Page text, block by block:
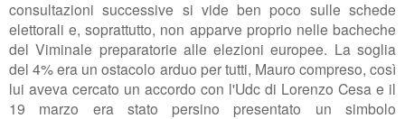
consultazioni successive si vide ben poco sulle schede
elettorali e, soprattutto, non apparve proprio nelle bacheche
del Viminale preparatorie alle elezioni europee. La soglia
del 4% era un ostacolo arduo per tutti, Mauro compreso, così
lui aveva cercato un accordo con l'Udc di Lorenzo Cesa e il
19 marzo era stato persino presentato un simbolo